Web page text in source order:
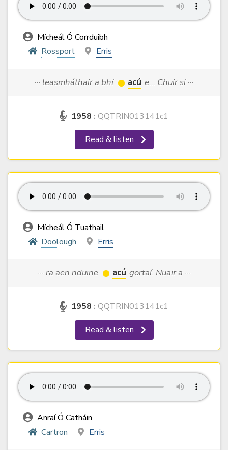
Mícheál Ó Corrduibh
Rossport
Erris
··· leasmháthair a bhí acú e... Chuir sí ···
1958 : QQTRIN013141c1
Read & listen
Mícheál Ó Tuathail
Doolough
Erris
··· ra aen nduine acú gortaí. Nuair a ···
1958 : QQTRIN013141c1
Read & listen
Anraí Ó Catháin
Cartron
Erris